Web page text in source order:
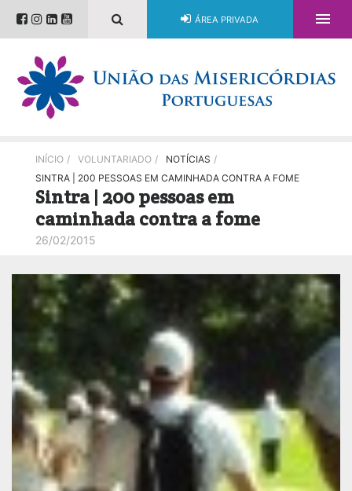
ÁREA PRIVADA 
INÍCIO / VOLUNTARIADO / NOTÍCIAS /
SINTRA | 200 PESSOAS EM CAMINHADA CONTRA A FOME
Sintra | 200 pessoas em
caminhada contra a fome
26/02/2015